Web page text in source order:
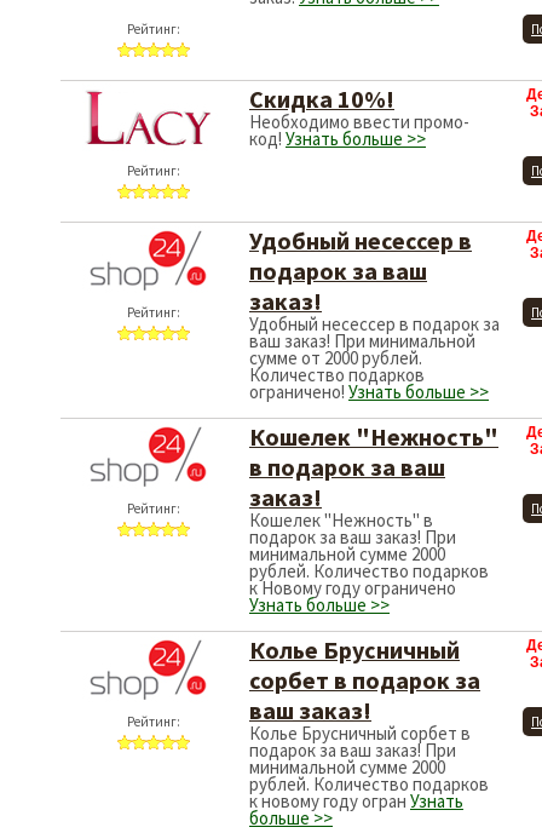
Рейтинг:
Рейтинг:
Скидка 10%!
Необходимо ввести промо-
код! Узнать больше >>
Рейтинг:
Удобный несессер в
подарок за ваш
заказ!
Удобный несессер в подарок за
ваш заказ! При минимальной
сумме от 2000 рублей.
Количество подарков
ограничено! Узнать больше >>
Рейтинг:
Кошелек "Нежность"
в подарок за ваш
заказ!
Кошелек "Нежность" в
подарок за ваш заказ! При
минимальной сумме 2000
рублей. Количество подарков
к Новому году ограничено
Узнать больше >>
Рейтинг:
Колье Брусничный
сорбет в подарок за
ваш заказ!
Колье Брусничный сорбет в
подарок за ваш заказ! При
минимальной сумме 2000
рублей. Количество подарков
к новому году огран Узнать
больше >>